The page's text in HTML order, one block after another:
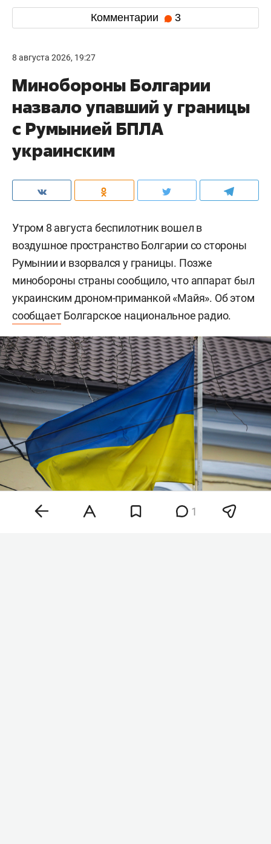
Комментарии 3
8 августа 2026, 19:27
Минобороны Болгарии
назвало упавший у границы
с Румынией БПЛА
украинским
Утром 8 августа беспилотник вошел в
воздушное пространство Болгарии со стороны
Румынии и взорвался у границы. Позже
минобороны страны сообщило, что аппарат был
украинским дроном-приманкой «Майя». Об этом
сообщаетБолгарское национальное радио.
1